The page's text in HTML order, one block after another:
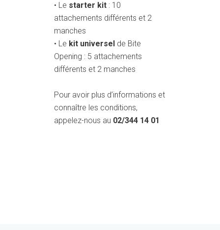
• Le starter kit : 10
attachements différents et 2
manches
• Le kit universel de Bite
Opening : 5 attachements
différents et 2 manches
Pour avoir plus d’informations et
connaître les conditions,
appelez-nous au 02/344 14 01